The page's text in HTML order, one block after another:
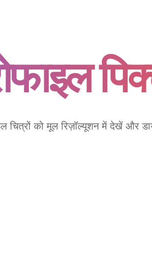
चित्रों को मूल रिज़ॉल्यूशन में देखें और